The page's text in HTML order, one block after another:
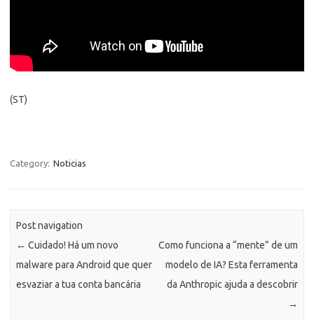
(ST)
Category: Noticias
Post navigation
← Cuidado! Há um novo
malware para Android que quer
esvaziar a tua conta bancária
Como funciona a “mente” de um
modelo de IA? Esta ferramenta
da Anthropic ajuda a descobrir
→